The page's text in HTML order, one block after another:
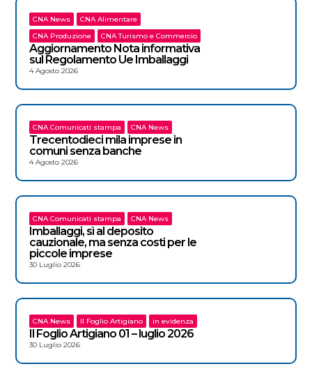
CNA News
CNA Alimentare
CNA Produzione
CNA Turismo e Commercio
Aggiornamento Nota informativa
sul Regolamento Ue Imballaggi
4 Agosto 2026
CNA Comunicati stampa CNA News
Trecentodieci mila imprese in
comuni senza banche
4 Agosto 2026
CNA Comunicati stampa CNA News
Imballaggi, sì al deposito
cauzionale, ma senza costi per le
piccole imprese
30 Luglio 2026
CNA News Il Foglio Artigiano in evidenza
Il Foglio Artigiano 01 – luglio 2026
30 Luglio 2026